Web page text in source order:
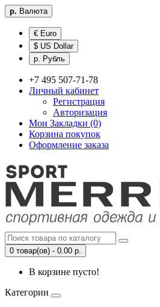
р. Валюта
€ Euro
$ US Dollar
р. Рубль
+7 495 507-71-78
Личный кабинет
Регистрация
Авторизация
Мои Закладки (0)
Корзина покупок
Оформление заказа
0 товар(ов) - 0.00 р.
В корзине пусто!
Категории